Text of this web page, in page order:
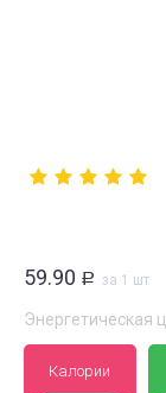
59.90 Р за 1 шт
Энергетическая
Калории